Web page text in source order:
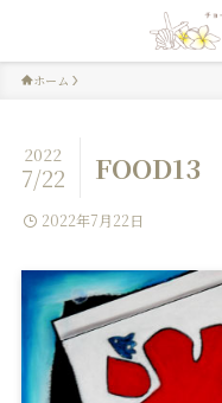
ホーム
FOOD13
2022
7/22
2022年7月22日